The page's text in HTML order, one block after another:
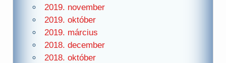
2019. november
2019. október
2019. március
2018. december
2018. október